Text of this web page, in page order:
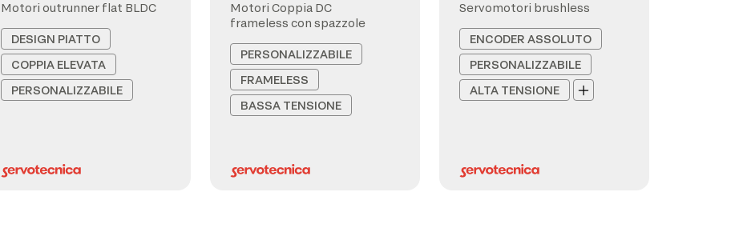
Motori outrunner flat BLDC
DESIGN PIATTO
COPPIA ELEVATA
PERSONALIZZABILE
Motori Coppia DC
frameless con spazzole
PERSONALIZZABILE
FRAMELESS
BASSA TENSIONE
Servomotori brushless
ENCODER ASSOLUTO
PERSONALIZZABILE
ALTA TENSIONE